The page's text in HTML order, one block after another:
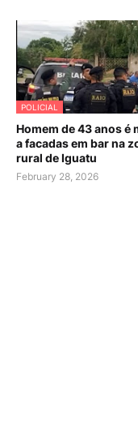
POLICIAL
Homem de 43 anos é
a facadas em bar na
rural de Iguatu
February 28, 2026